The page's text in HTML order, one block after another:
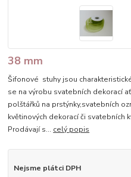
38 mm
Šifonové stuhy jsou
se na výrobu svatebních dekorací
polštářků na prstýnky,svatebních
květinových dekorací či svatebních
Prodávají s... celý popis
Nejsme plátci DPH